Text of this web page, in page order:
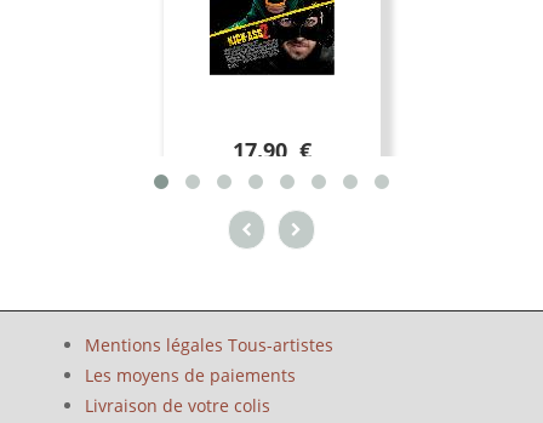
17.90 €
Mentions légales Tous-artistes
Les moyens de paiements
Livraison de votre colis